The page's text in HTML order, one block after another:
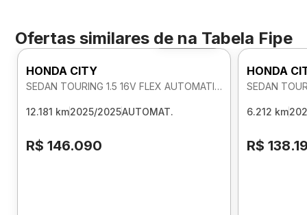
Ofertas similares de na Tabela Fipe
Foto 360º
HONDA CITY
SEDAN TOURING 1.5 16V FLEX AUTOMATICO
12.181 km2025/2025AUTOMAT.
R$ 146.090
HONDA
6.212 km
R$